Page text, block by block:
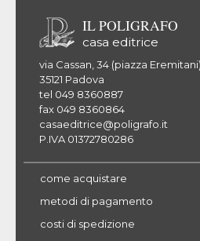
IL POLIGRAFO
casa editrice
via Cassan, 34 (piazza Eremitani)
35121 Padova
tel 049 8360887
fax 049 8360864
casaeditrice@poligrafo.it
P.IVA 01372780286
come acquistare
metodi di pagamento
costi di spedizione